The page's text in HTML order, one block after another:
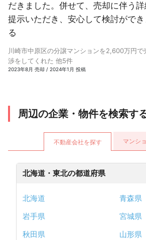
だきました。併せて、売却に伴う
提示いただき、安心して検討がで
る
川崎市中原区の分譲マンションを2,600万円
渉をしてくれた 他5件
2023年8月 売却 / 2024年1月 投稿
周辺の企業・物件を検索す
不動産会社を探す マンシ
北海道・東北の都道府県
北海道
青森県
岩手県
宮城県
秋田県
山形県